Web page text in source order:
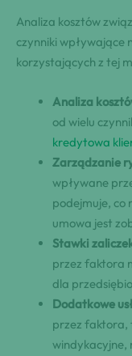
Analiza kosztów
czynniki wpływające
korzystających z tej
Analiza
od wielu
kredytowa
Zarządzanie
wpływane
podejmuje, co
umowa jest
Stawki
przez faktora
dla
Dodatkowe
przez faktora,
windykacyjne,